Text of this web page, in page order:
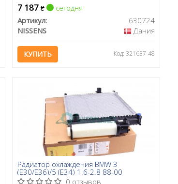
7 187₴
сегодня
Артикул:
630724
NISSENS
Дания
КУПИТЬ Код: 321637-48
Радиатор охлаждения BMW 3
(E30/E36)/5 (E34) 1.6-2.8 88-00
0 отзывов